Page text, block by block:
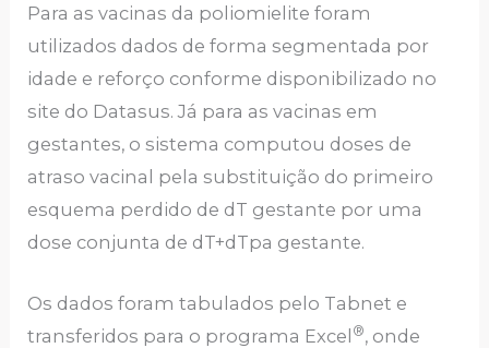
Para as vacinas da poliomielite foram
utilizados dados de forma segmentada por
idade e reforço conforme disponibilizado no
site do Datasus. Já para as vacinas em
gestantes, o sistema computou doses de
atraso vacinal pela substituição do primeiro
esquema perdido de dT gestante por uma
dose conjunta de dT+dTpa gestante.
Os dados foram tabulados pelo Tabnet e
transferidos para o programa Excel ®, onde